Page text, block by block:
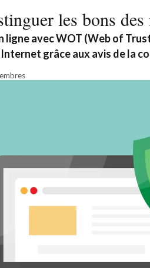
les bons des
ligne avec WOT (Web of
grâce aux avis de la